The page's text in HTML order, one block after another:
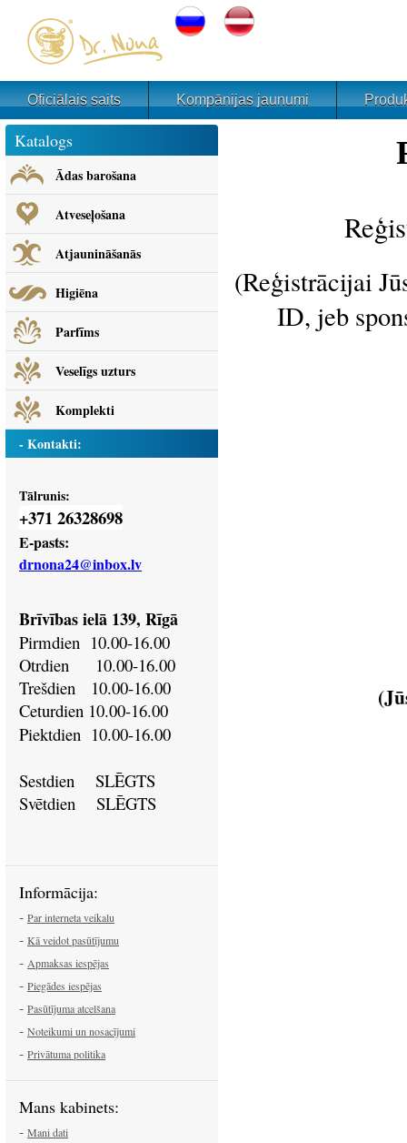
Oficiālais saits Kompānijas jaunumi
(Reģistrācijai
ID, jeb
Katalogs
Ādas barošana
Atveseļošana
Atjaunināšanās
Higiēna
Parfīms
Veselīgs uzturs
Komplekti
- Kontakti:
Tālrunis:
+371 26328698
E-pasts:
drnona24@inbox.lv
Brīvības ielā 139, Rīgā
Pirmdien 10.00-16.00
Otrdien 10.00-16.00
Trešdien 10.00-16.00
Ceturdien 10.00-16.00
Piektdien 10.00-16.00
Sestdien SLĒGTS
Svētdien SLĒGTS
Informācija:
- Par interneta veikalu
- Kā veidot pasūtījumu
- Apmaksas iespējas
- Piegādes iespējas
- Pasūtījuma atcelšana
- Noteikumi un nosacījumi
- Privātuma politika
Mans kabinets:
- Mani dati